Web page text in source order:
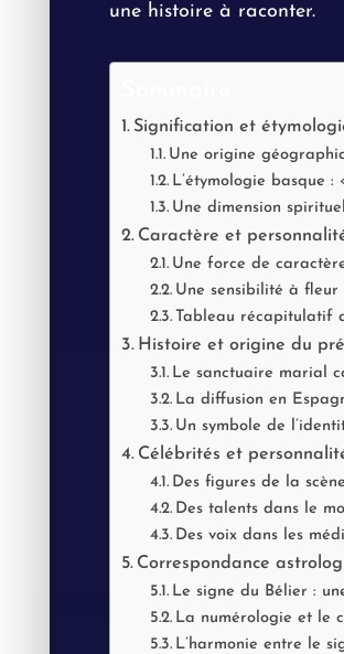
une histoire à raconter.
Signification et
Une origine
L’étymologie basque
Une dimension
Caractère et
Une force de
Une sensibilité à fleur
Tableau récapitulatif
Histoire et origine du
Le sanctuaire marial
La diffusion en
Un symbole de
Célébrités et
Des figures de la
Des talents dans le
Des voix dans les
Correspondance
Le signe du Bélier :
La numérologie et le
L’harmonie entre le